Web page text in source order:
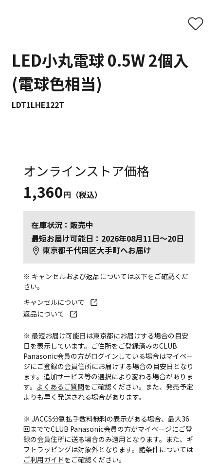
LED小丸電球 0.5W 2個入
(電球色相当)
LDT1LHE122T
オンラインストア価格
1,360円（税込）
在庫状況：販売中
最短お届け可能日：2026年08月11日～20日
東京都千代田区大手町へお届け
※ キャンセルおよび返品については以下をご確認くだ
さい。
キャンセルについて
返品について
※ 最短お届け可能日は東京都にお届けする場合の目安
日を表示しています。ご住所をご登録済みのCLUB
Panasonic会員の方がログインしている場合はマイペー
ジにご登録の会員住所にお届けする場合の目安日となり
ます。追加サービス等の選択により変わる場合がありま
す。 よくあるご質問をご確認ください。また、発売予定
よりも早く発送される場合があります。
※ JACCS分割払手数料無料の表示がある場合、最大36
回まででCLUB Panasonic会員の方がマイページにご登
録の会員住所に送る場合のみ適用となります。また、ギ
フトラッピングは対象外となります。諸条件については
ご利用ガイドをご確認ください。